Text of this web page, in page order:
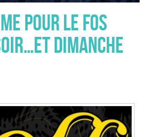
pour le Fos
dimanche